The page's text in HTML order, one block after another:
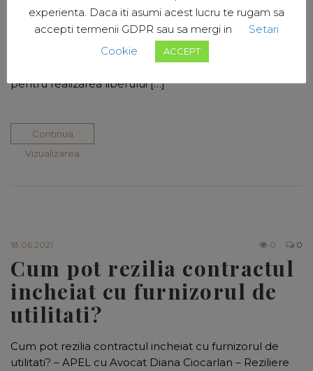
Ciocarlan De ce am nevoie de avocat? Voi porni de la
rolul de baza al avocatului si anume, promovarea si
apararea drepturilor, libertatilor si intereselelor
legitime ale omului. In exercitarea dreptului de
pentru realizarea liberului […]
Continua
Vizualizarea
18.06.2021 0
0
Cum pot rezilia contractul
incheiat cu furnizorul de
utilitati?
Cum pot rezilia contractul incheiat cu furnizorul de
utilitati? – APEL cu Avocat Diana Ciocarlan – Reziliere
experienta. Daca iti asumi acest lucru te rugam sa
accepti termenii GDPR sau sa mergi in
Setari
Cookie
ACCEPT